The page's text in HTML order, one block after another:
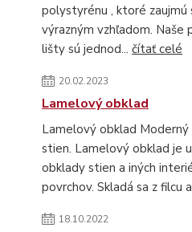
polystyrénu , ktoré zaujmú
výrazným vzhľadom. Naše
lišty sú jednod... čítať celé
20.02.2023
Lamelový obklad
Lamelový obklad
stien. Lamelový obklad je
obklady stien a iných
povrchov. Skladá sa z filcu
18.10.2022